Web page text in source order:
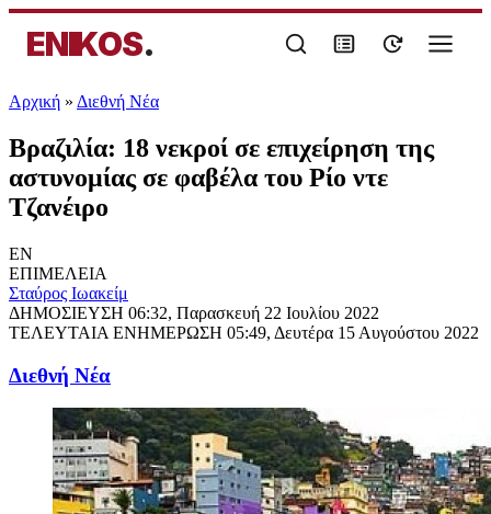
ENIKOS.
Αρχική » Διεθνή Νέα
Βραζιλία: 18 νεκροί σε επιχείρηση της
αστυνομίας σε φαβέλα του Ρίο ντε
Τζανέιρο
EN
ΕΠΙΜΕΛΕΙΑ
Σταύρος Ιωακείμ
ΔΗΜΟΣΙΕΥΣΗ 06:32, Παρασκευή 22 Ιουλίου 2022
ΤΕΛΕΥΤΑΙΑ ΕΝΗΜΕΡΩΣΗ 05:49, Δευτέρα 15 Αυγούστου 2022
Διεθνή Νέα